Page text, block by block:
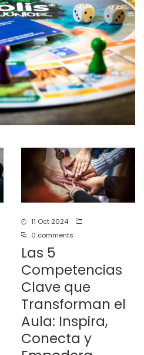
11 Oct 2024
0 comments
Las 5
Competencias
Clave que
Transforman el
Aula: Inspira,
Conecta y